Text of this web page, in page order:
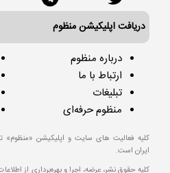
دریافت اپلیکیشن منظوم
درباره منظوم
ارتباط با ما
تبلیغات
منظوم حرفه‌ای
کلیه فعالیت های سایت و اپلیکیشن «منظوم»
ایران است.
کلیه حقوق نشر، عرضه، اجرا و بهره‌برداری از